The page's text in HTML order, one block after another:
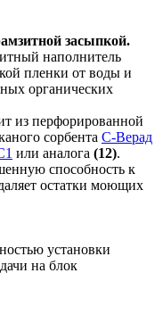
засыпкой.
наполнитель
пленки от воды и
органических
из перфорированной
сорбента С-Верад
или аналога (12).
способность к
остатки моющих
установки
на блок